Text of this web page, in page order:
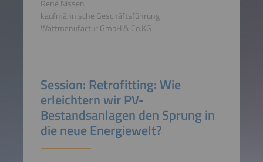
René Nissen
kaufmännische Geschäftsführung
Wattmanufactur GmbH & Co.KG
Session: Retrofitting: Wie
erleichtern wir PV-
Bestandsanlagen den Sprung in
die neue Energiewelt?